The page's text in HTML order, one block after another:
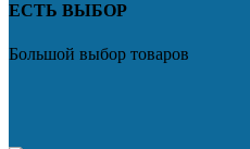
ЕСТЬ ВЫБОР
Большой выбор товаров